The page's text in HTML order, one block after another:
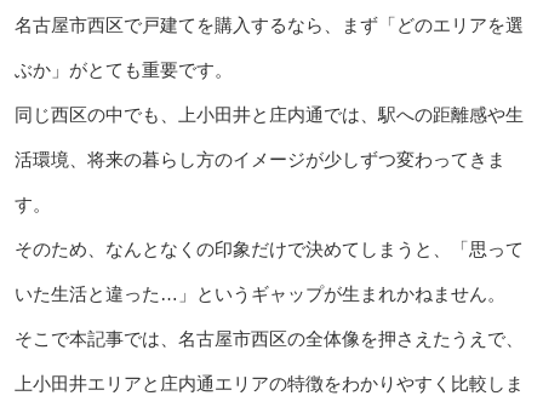
名古屋市西区で戸建てを購入するなら、まず「どのエリアを選
ぶか」がとても重要です。
同じ西区の中でも、上小田井と庄内通では、駅への距離感や生
活環境、将来の暮らし方のイメージが少しずつ変わってきま
す。
そのため、なんとなくの印象だけで決めてしまうと、「思って
いた生活と違った…」というギャップが生まれかねません。
そこで本記事では、名古屋市西区の全体像を押さえたうえで、
上小田井エリアと庄内通エリアの特徴をわかりやすく比較しま